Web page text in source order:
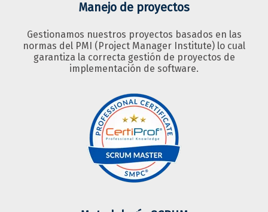
Manejo de proyectos
Gestionamos nuestros proyectos basados en las
normas del PMI (Project Manager Institute) lo cual
garantiza la correcta gestión de proyectos de
implementación de software.